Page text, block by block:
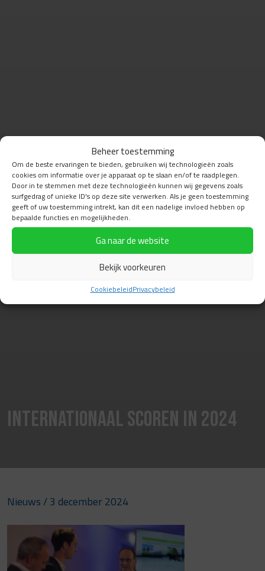
Beheer toestemming
Om de beste ervaringen te bieden, gebruiken wij technologieën zoals
cookies om informatie over je apparaat op te slaan en/of te raadplegen.
Door in te stemmen met deze technologieën kunnen wij gegevens zoals
surfgedrag of unieke ID's op deze site verwerken. Als je geen toestemming
geeft of uw toestemming intrekt, kan dit een nadelige invloed hebben op
bepaalde functies en mogelijkheden.
Ga naar de website
Bekijk voorkeuren
CookiebeleidPrivacybeleid
Internationaal Scoren in 2024
Nieuws / 3 december 2024